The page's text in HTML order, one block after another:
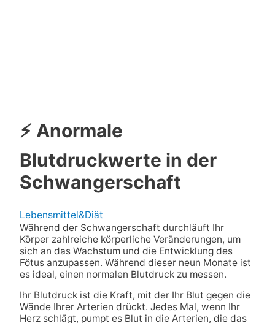
⚡ Anormale
Blutdruckwerte in der
Schwangerschaft
Lebensmittel&Diät
Während der Schwangerschaft durchläuft Ihr
Körper zahlreiche körperliche Veränderungen, um
sich an das Wachstum und die Entwicklung des
Fötus anzupassen. Während dieser neun Monate ist
es ideal, einen normalen Blutdruck zu messen.
Ihr Blutdruck ist die Kraft, mit der Ihr Blut gegen die
Wände Ihrer Arterien drückt. Jedes Mal, wenn Ihr
Herz schlägt, pumpt es Blut in die Arterien, die das